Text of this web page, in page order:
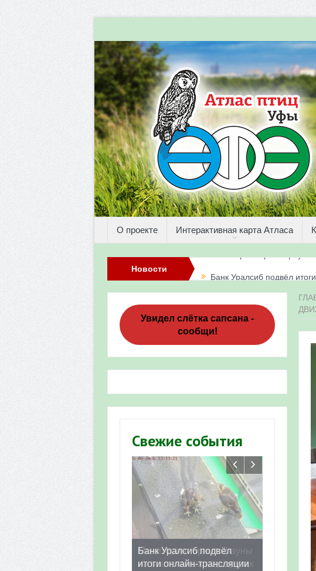
О проекте Интерактивная карта Атласа
Новости
Итоги акции «Соловьиные
Три птенца сапсанов
Итоги акции «Весенняя
«Весенняя перекличка-
Фотофиксация и осмотр
Участие башкирских
численности птиц в
«Весенняя перекличка-
Мониторинг орнитофауны
Увидел слётка сапсана -
сообщи!
Свежие события
Банк Уралсиб подвёл
итоги онлайн-трансляции